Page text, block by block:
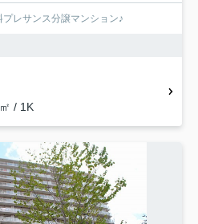
レサンス分譲マンション♪
/ 1K